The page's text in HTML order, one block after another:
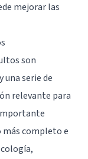
mejorar las
son
una serie de
relevante para
más completo e